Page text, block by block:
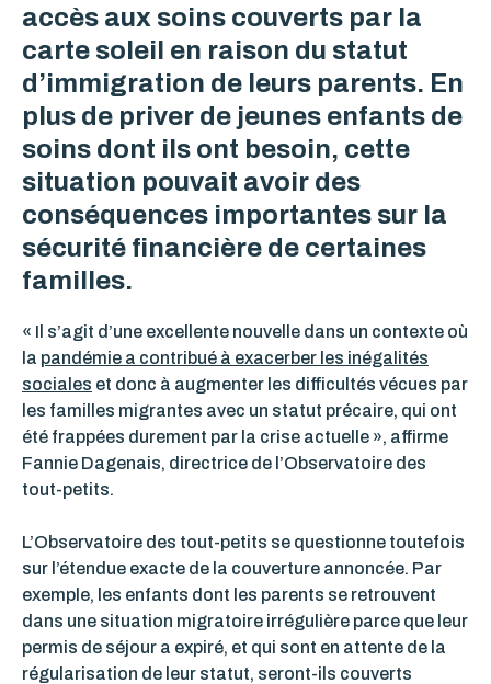
accès aux soins couverts par la
carte soleil en raison du statut
d’immigration de leurs parents. En
plus de priver de jeunes enfants de
soins dont ils ont besoin, cette
situation pouvait avoir des
conséquences importantes sur la
sécurité financière de certaines
familles.
« Il s’agit d’une excellente nouvelle dans un contexte où
la pandémie a contribué à exacerber les inégalités
sociales et donc à augmenter les difficultés vécues par
les familles migrantes avec un statut précaire, qui ont
été frappées durement par la crise actuelle », affirme
Fannie Dagenais, directrice de l’Observatoire des
tout-petits.
L’Observatoire des tout-petits se questionne toutefois
sur l’étendue exacte de la couverture annoncée. Par
exemple, les enfants dont les parents se retrouvent
dans une situation migratoire irrégulière parce que leur
permis de séjour a expiré, et qui sont en attente de la
régularisation de leur statut, seront-ils couverts